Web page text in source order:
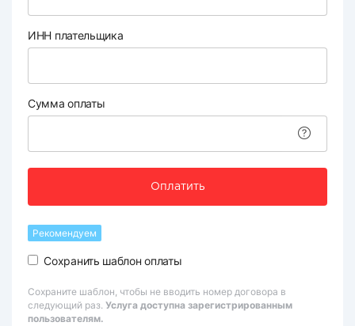
ИНН плательщика
Сумма оплаты
Оплатить
Рекомендуем
Сохранить шаблон оплаты
Сохраните шаблон, чтобы не вводить номер договора в
следующий раз. Услуга доступна зарегистрированным
пользователям.